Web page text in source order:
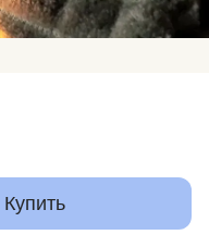
Купить